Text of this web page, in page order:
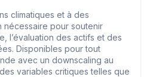
climatiques et à des
nécessaire pour soutenir
l’évaluation des actifs et des
Disponibles pour tout
avec un downscaling au
variables critiques telles que